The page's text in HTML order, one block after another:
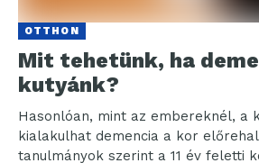
OTTHON
Mit tehetünk, ha
kutyánk?
Hasonlóan, mint az embereknél, a
kialakulhat demencia a kor
tanulmányok szerint a 11 év feletti